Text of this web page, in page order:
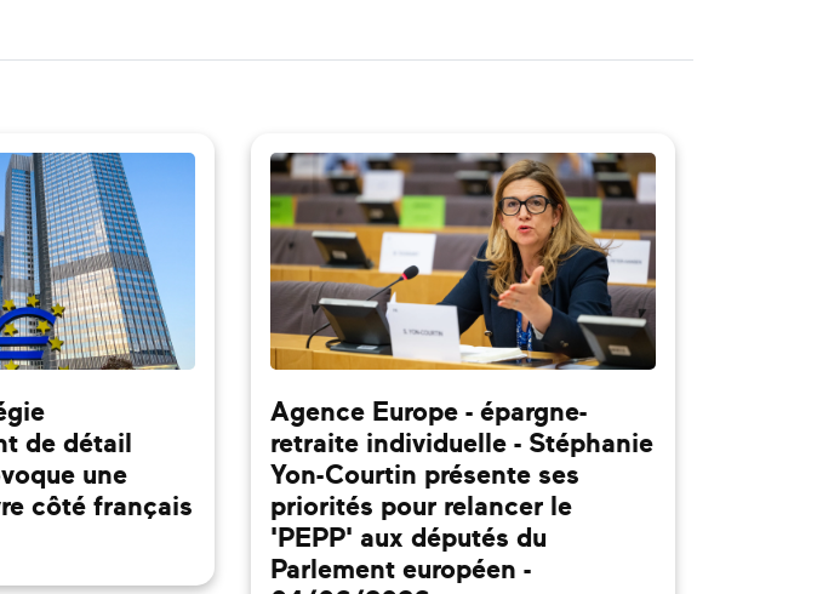
de détail
une
côté français
Agence Europe - épargne-
retraite individuelle - Stéphanie
Yon-Courtin présente ses
priorités pour relancer le
'PEPP' aux députés du
Parlement européen -